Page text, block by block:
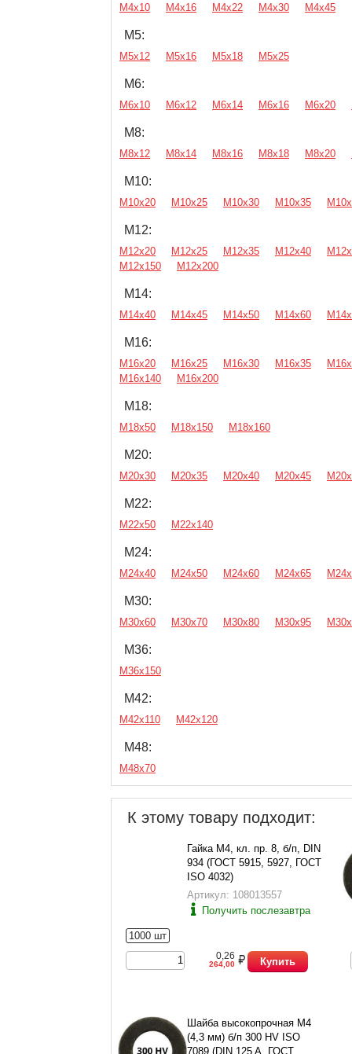
М4х10 М4х16 М4х22 М4х30 М4х45
М5:
М5х12 М5х16 М5х18 М5х25
М6:
М6х10 М6х12 М6х14 М6х16 М6х20
М8:
М8х12 М8х14 М8х16 М8х18 М8х20
М10:
М10х20 М10х25 М10х30 М10х35
М12:
М12х20 М12х25 М12х35 М12х40
М12х150
М12х200
М14:
М14х40 М14х45 М14х50 М14х60
М16:
М16х20 М16х25 М16х30 М16х35
М16х140
М16х200
М18:
М18х50 М18х150 М18х160
М20:
М20х30 М20х35 М20х40 М20х45
М22:
М22х50 М22х140
М24:
М24х40 М24х50 М24х60 М24х65
М30:
М30х60 М30х70 М30х80 М30х95
М36:
М36х150
М42:
М42х110 М42х120
М48:
М48х70
К этому товару подходит:
Гайка М4, кл. пр. 8, б/п, DIN
934 (ГОСТ 5915, 5927, ГОСТ
ISO 4032)
Артикул: 108013557
Получить послезавтра
1000 шт
0,26
264,00 Купить
Шайба высокопрочная М4
(4,3 мм) б/п 300 HV ISO
7089 (DIN 125 A, ГОСТ